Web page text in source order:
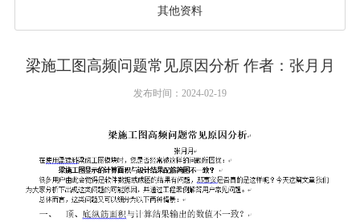
其他资料
梁施工图高频问题常见原因分析 作者：张月月
发布时间：2024-02-19